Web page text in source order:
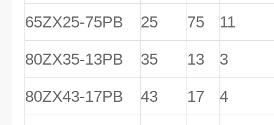
65ZX25-75PB 25 75 11
80ZX35-13PB 35 13 3
80ZX43-17PB 43 17 4